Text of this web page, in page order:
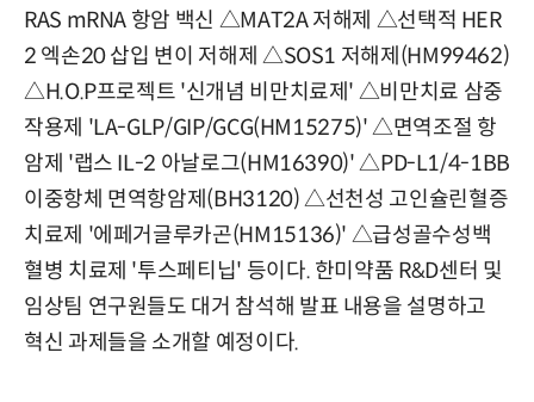
RAS mRNA 항암 백신 △MAT2A 저해제 △선택적 HER
2 엑손20 삽입 변이 저해제 △SOS1 저해제(HM99462)
△H.O.P프로젝트 '신개념 비만치료제' △비만치료 삼중
작용제 'LA-GLP/GIP/GCG(HM15275)' △면역조절 항
암제 '랩스 IL-2 아날로그(HM16390)' △PD-L1/4-1BB
이중항체 면역항암제(BH3120) △선천성 고인슐린혈증
치료제 '에페거글루카곤(HM15136)' △급성골수성백
혈병 치료제 '투스페티닙' 등이다. 한미약품 R&D센터 및
임상팀 연구원들도 대거 참석해 발표 내용을 설명하고
혁신 과제들을 소개할 예정이다.